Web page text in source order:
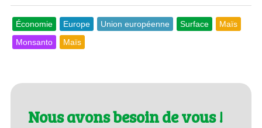
Économie Europe Union européenne Surface
Maïs
Monsanto
Maïs
Nous avons besoin de vous !